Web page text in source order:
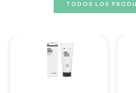
TODOS LOS